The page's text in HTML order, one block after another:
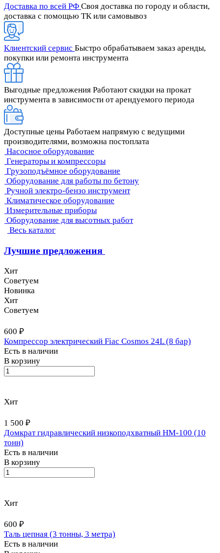
Доставка по всей РФ Своя доставка по городу и области,
доставка с помощью ТК или самовывоз
Клиентский сервис Быстро обрабатываем заказ аренды,
покупки или ремонта инструмента
Выгодные предложения Работают скидки на прокат
инструмента в зависимости от арендуемого периода
Доступные цены Работаем напрямую с ведущими
производителями, возможна постоплата
Насосное оборудование
Генераторы и компрессоры
Грузоподъёмное оборудование
Оборудование для работы по бетону
Ручной электро-бензо инструмент
Климатическое оборудование
Измерительные приборы
Оборудование для высотных работ
Весь каталог
Лучшие предложения
Хит
Советуем
Новинка
Хит
Советуем
600 ₽
Компрессор электрический Fiac Cosmos 24L (8 бар)
Есть в наличии
В корзину
Хит
1 500 ₽
Домкрат гидравлический низкоподхватный HM-100 (10
тонн)
Есть в наличии
В корзину
Хит
600 ₽
Таль цепная (3 тонны, 3 метра)
Есть в наличии